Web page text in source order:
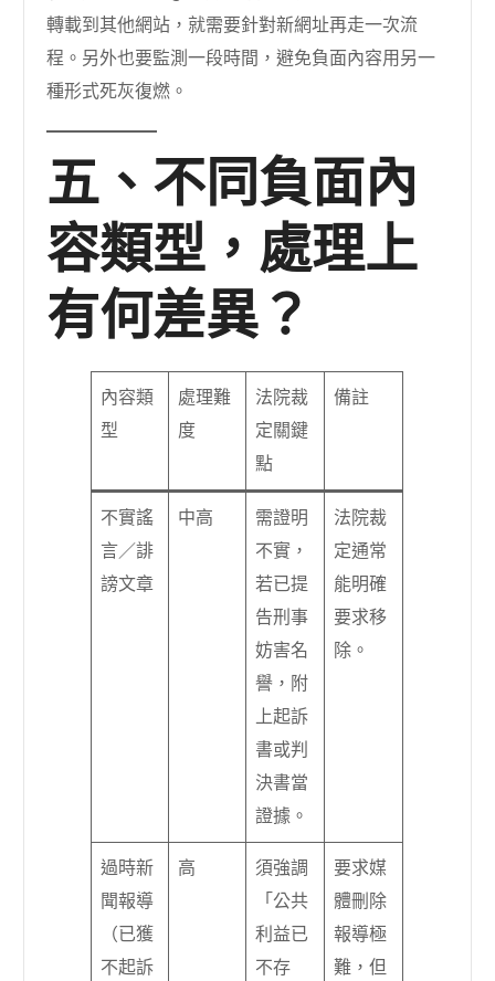
轉載到其他網站，就需要針對新網址再走一次流
程。另外也要監測一段時間，避免負面內容用另一
種形式死灰復燃。
五、不同負面內
容類型，處理上
有何差異？
內容類
型
處理難
度
法院裁
定關鍵
點
備註
不實謠
言／誹
謗文章
中高
需證明
不實，
若已提
告刑事
妨害名
譽，附
上起訴
書或判
決書當
證據。
法院裁
定通常
能明確
要求移
除。
過時新
聞報導
（已獲
不起訴
高
須強調
「公共
利益已
不存
要求媒
體刪除
報導極
難，但